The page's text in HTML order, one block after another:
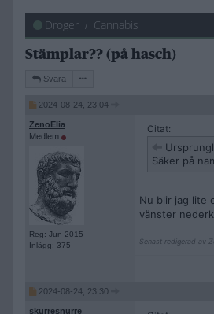
Droger Cannabis
Stämplar?? (på hasch)
Svara
2024-08-24, 23:04
ZenoElia
Medlem
Reg: Jun 2015
Inlägg: 375
Citat:
Säker på
Nu blir jag lite
vänster
Senast redigerad av
2024-08-24, 23:30
skurresnurre